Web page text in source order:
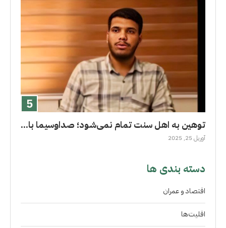
توهین به اهل سنت تمام نمی‌شود؛ صداوسیما با...
آوریل 25, 2025
دسته بندی ها
اقتصاد و عمران
اقلیت‌ها